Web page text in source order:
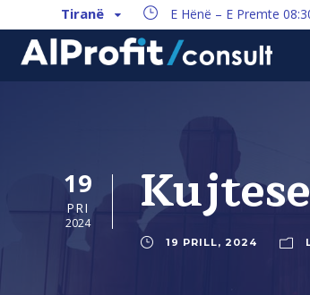
Tiranë E Hënë – E Premte
19
PRI
2024
19 PRILL, 2024